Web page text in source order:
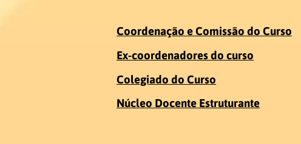
Coordenação e Comissão do Curso
Ex-coordenadores do curso
Colegiado do Curso
Núcleo Docente Estruturante